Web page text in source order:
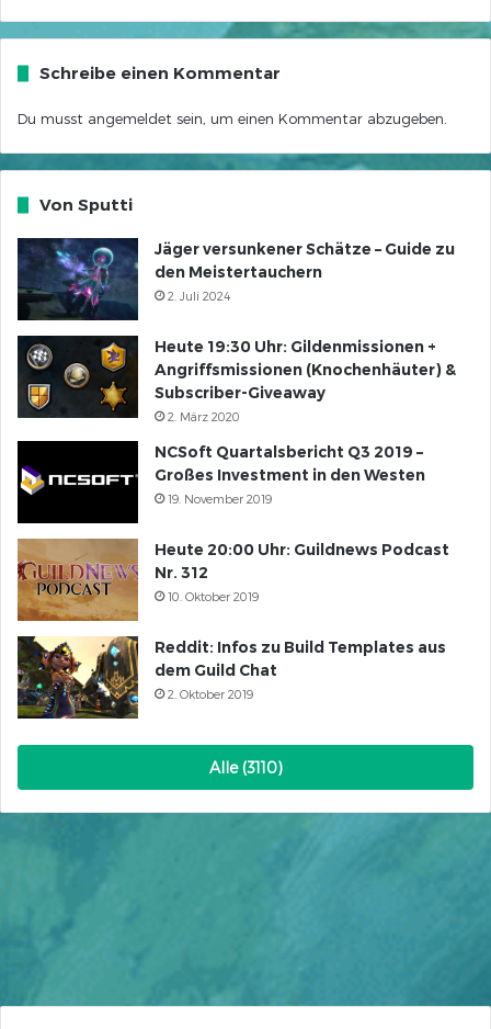
Schreibe einen Kommentar
Du musst angemeldet sein, um einen Kommentar abzugeben.
Von Sputti
Jäger versunkener Schätze – Guide zu
den Meistertauchern
2. Juli 2024
Heute 19:30 Uhr: Gildenmissionen +
Angriffsmissionen (Knochenhäuter) &
Subscriber-Giveaway
2. März 2020
NCSoft Quartalsbericht Q3 2019 –
Großes Investment in den Westen
19. November 2019
Heute 20:00 Uhr: Guildnews Podcast
Nr. 312
10. Oktober 2019
Reddit: Infos zu Build Templates aus
dem Guild Chat
2. Oktober 2019
Alle (3110)